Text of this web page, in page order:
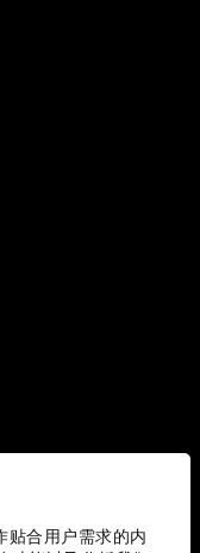
贴合用户需求的内